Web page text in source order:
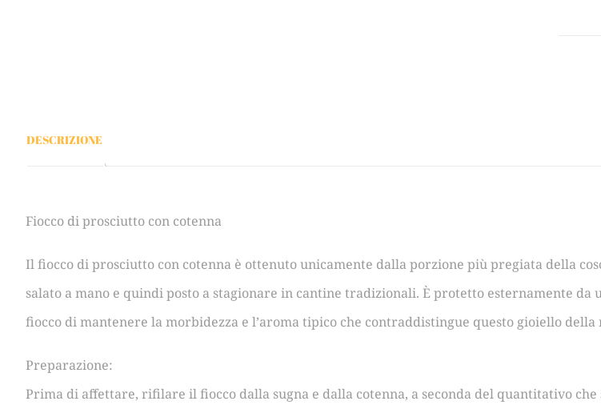
DESCRIZIONE
Fiocco di prosciutto con cotenna
Il fiocco di prosciutto con cotenna è ottenuto unicamente dalla porzione più pregiata della
salato a mano e quindi posto a stagionare in cantine tradizionali. È protetto esternamente
fiocco di mantenere la morbidezza e l’aroma tipico che contraddistingue questo gioiello della
Preparazione:
Prima di affettare, rifilare il fiocco dalla sugna e dalla cotenna, a seconda del quantitativo